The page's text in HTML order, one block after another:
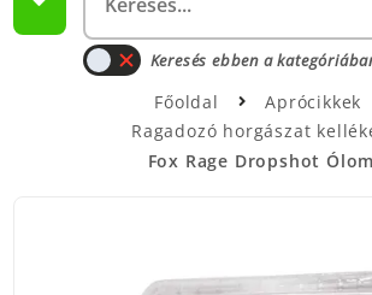
Keresés ebben a
Főoldal
Aprócikkek
Ragadozó horgászat
Fox Rage Dropshot